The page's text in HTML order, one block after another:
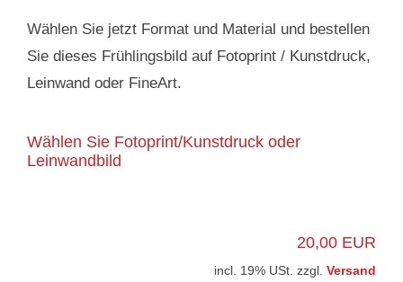
Wählen Sie jetzt Format und Material und bestellen
Sie dieses Frühlingsbild auf Fotoprint / Kunstdruck,
Leinwand oder FineArt.
Wählen Sie Fotoprint/Kunstdruck oder
Leinwandbild
20,00 EUR
incl. 19% USt. zzgl. Versand